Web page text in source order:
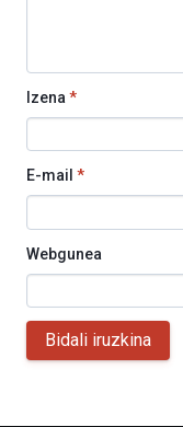
Izena *
E-mail *
Webgunea
Bidali iruzkina